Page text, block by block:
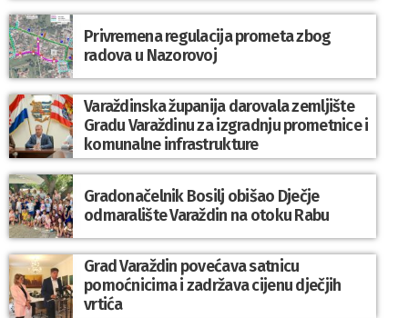
Privremena regulacija prometa zbog
radova u Nazorovoj
Varaždinska županija darovala zemljište
Gradu Varaždinu za izgradnju prometnice i
komunalne infrastrukture
Gradonačelnik Bosilj obišao Dječje
odmaralište Varaždin na otoku Rabu
Grad Varaždin povećava satnicu
pomoćnicima i zadržava cijenu dječjih
vrtića